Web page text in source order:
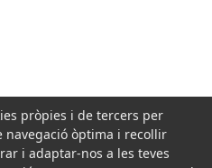
pròpies i de tercers per
òptima i recollir
i adaptar-nos a les teves